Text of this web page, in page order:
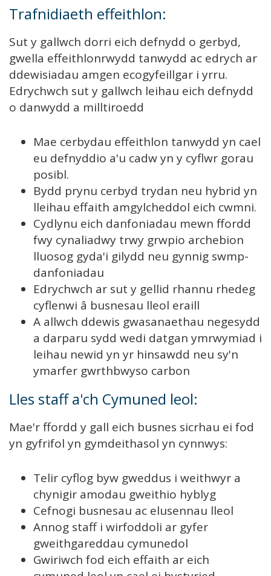
Trafnidiaeth effeithlon:
Sut y gallwch dorri eich defnydd o gerbyd,
gwella effeithlonrwydd tanwydd ac edrych ar
ddewisiadau amgen ecogyfeillgar i yrru.
Edrychwch sut y gallwch leihau eich defnydd
o danwydd a milltiroedd
Mae cerbydau effeithlon tanwydd yn cael
eu defnyddio a'u cadw yn y cyflwr gorau
posibl.
Bydd prynu cerbyd trydan neu hybrid yn
lleihau effaith amgylcheddol eich cwmni.
Cydlynu eich danfoniadau mewn ffordd
fwy cynaliadwy trwy grwpio archebion
lluosog gyda'i gilydd neu gynnig swmp-
danfoniadau
Edrychwch ar sut y gellid rhannu rhedeg
cyflenwi â busnesau lleol eraill
A allwch ddewis gwasanaethau negesydd
a darparu sydd wedi datgan ymrwymiad i
leihau newid yn yr hinsawdd neu sy'n
ymarfer gwrthbwyso carbon
Lles staff a'ch Cymuned leol:
Mae'r ffordd y gall eich busnes sicrhau ei fod
yn gyfrifol yn gymdeithasol yn cynnwys:
Telir cyflog byw gweddus i weithwyr a
chynigir amodau gweithio hyblyg
Cefnogi busnesau ac elusennau lleol
Annog staff i wirfoddoli ar gyfer
gweithgareddau cymunedol
Gwiriwch fod eich effaith ar eich